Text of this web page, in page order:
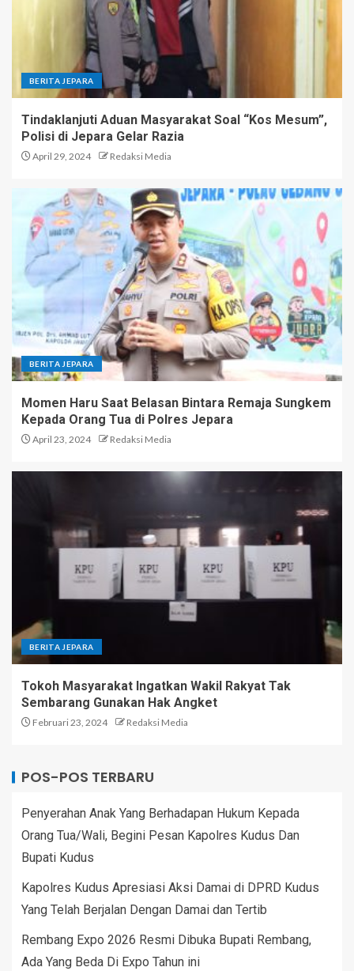
BERITA JEPARA
Tindaklanjuti Aduan Masyarakat Soal “Kos Mesum”,
Polisi di Jepara Gelar Razia
April 29, 2024 Redaksi Media
BERITA JEPARA
Momen Haru Saat Belasan Bintara Remaja Sungkem
Kepada Orang Tua di Polres Jepara
April 23, 2024 Redaksi Media
BERITA JEPARA
Tokoh Masyarakat Ingatkan Wakil Rakyat Tak
Sembarang Gunakan Hak Angket
Februari 23, 2024 Redaksi Media
POS-POS TERBARU
Penyerahan Anak Yang Berhadapan Hukum Kepada
Orang Tua/Wali, Begini Pesan Kapolres Kudus Dan
Bupati Kudus
Kapolres Kudus Apresiasi Aksi Damai di DPRD Kudus
Yang Telah Berjalan Dengan Damai dan Tertib
Rembang Expo 2026 Resmi Dibuka Bupati Rembang,
Ada Yang Beda Di Expo Tahun ini